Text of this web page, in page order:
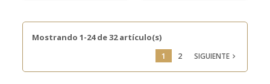
Mostrando 1-24 de 32 artículo(s)
1
2 SIGUIENTE